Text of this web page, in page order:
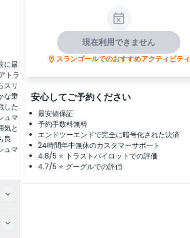
に最
トラ
スリ
な乗
した
ュマ
気と
良
ュマ
現在利用できません
スランゴールでのおすすめアクティビティ
安心してご予約ください
最安値保証
予約手数料無料
エンドツーエンドで完全に暗号化された決済
24時間年中無休のカスタマーサポート
4.8/5 ⭐ トラストパイロットでの評価
4.7/5 ⭐ グーグルでの評価